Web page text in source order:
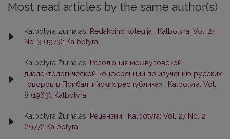
Most read articles by the same author(s)
Kalbotyra Žurnalas, Redakcinė kolegija
Kalbotyra: Vol. 24
No. 3 (1973): Kalbotyra
Kalbotyra Žurnalas,
Резолюция межвузовской
диалектологической конференции по изучению русских
говоров в Прибалтийских республиках
Kalbotyra: Vol.
8 (1963): Kalbotyra
Kalbotyra Žurnalas, Рецензии
Kalbotyra: Vol. 27 No. 2
(1977): Kalbotyra